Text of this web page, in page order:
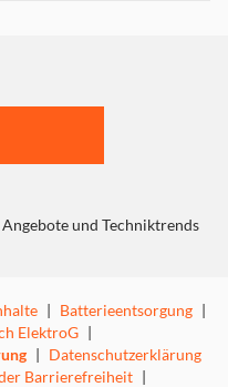
und Techniktrends
| Batterieentsorgung |
ElektroG |
| Datenschutzerklärung
Barrierefreiheit |